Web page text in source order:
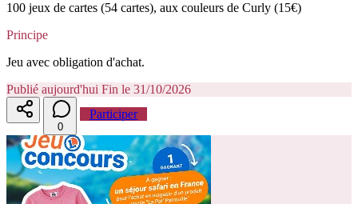
100 jeux de cartes (54 cartes), aux couleurs de Curly (15€)
Principe
Jeu avec obligation d'achat.
Publié aujourd'hui Fin le 31/10/2026
0
Participer